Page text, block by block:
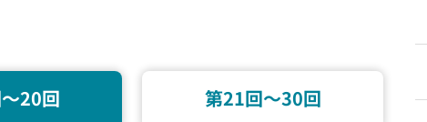
20回 第21回〜30回